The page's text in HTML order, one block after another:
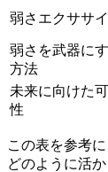
弱さエクササ
弱さを武器に
方法
未来に向けた
性
この表を参考
どのように活